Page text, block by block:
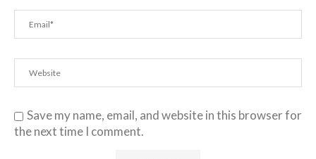
Save my name, email, and website in this browser for
the next time I comment.